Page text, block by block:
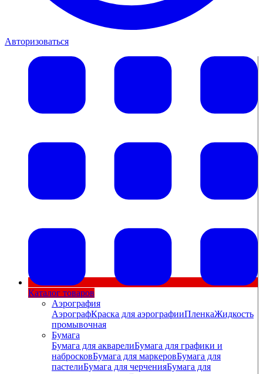
Авторизоваться
Каталог товаров
Аэрография
АэрографКраска для аэрографииПленкаЖидкость
промывочная
Бумага
Бумага для акварелиБумага для графики и
набросковБумага для маркеровБумага для
пастелиБумага для черченияБумага для